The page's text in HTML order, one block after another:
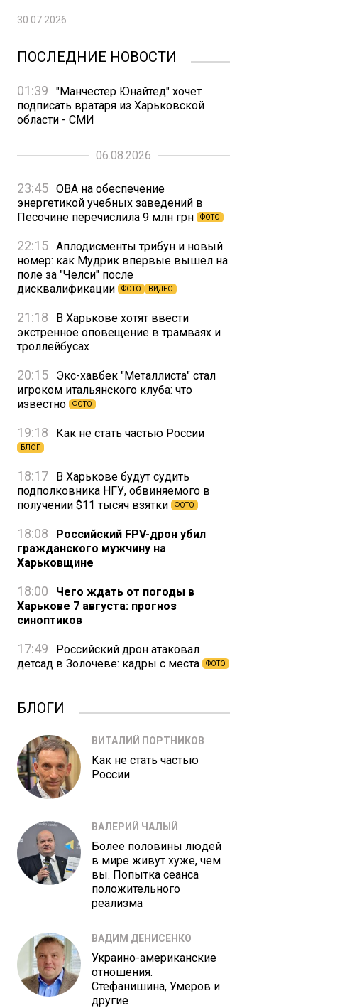
30.07.2026
ПОСЛЕДНИЕ НОВОСТИ
01:39
"Манчестер Юнайтед" хочет
подписать вратаря из Харьковской
области - СМИ
06.08.2026
23:45 ОВА на обеспечение
энергетикой учебных заведений в
Песочине перечислила 9 млн грн
ФОТО
22:15 Аплодисменты трибун и новый
номер: как Мудрик впервые вышел на
поле за "Челси" после
дисквалификации
ФОТО ВИДЕО
21:18
В Харькове хотят ввести
экстренное оповещение в трамваях и
троллейбусах
20:15
Экс-хавбек "Металлиста" стал
игроком итальянского клуба: что
известно
ФОТО
19:18 Как не стать частью России
БЛОГ
18:17
В Харькове будут судить
подполковника НГУ, обвиняемого в
получении $11 тысяч взятки
ФОТО
18:08
Российский FPV-дрон убил
гражданского мужчину на
Харьковщине
18:00
Чего ждать от погоды в
Харькове 7 августа: прогноз
синоптиков
17:49
Российский дрон атаковал
детсад в Золочеве: кадры с места
ФОТО
БЛОГИ
ВИТАЛИЙ ПОРТНИКОВ
Как не стать частью
России
ВАЛЕРИЙ ЧАЛЫЙ
Более половины людей
в мире живут хуже, чем
вы. Попытка сеанса
положительного
реализма
ВАДИМ ДЕНИСЕНКО
Украино-американские
отношения.
Стефанишина, Умеров и
другие